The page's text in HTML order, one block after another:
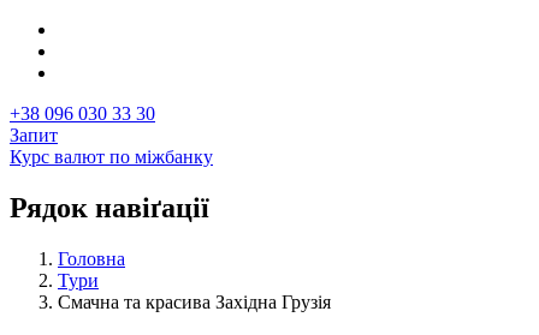
+38 096 030 33 30
Запит
Курс валют по міжбанку
Рядок навіґації
Головна
Тури
Смачна та красива Західна Грузія